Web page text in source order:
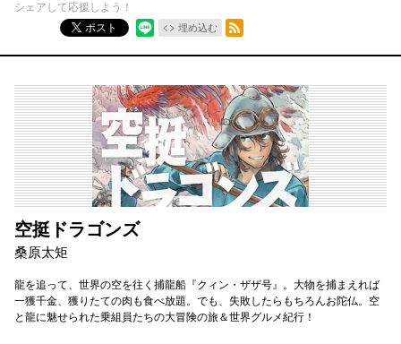
シェアして応援しよう！
ポスト
埋め込む
RSSフィード
空挺ドラゴンズ
桑原太矩
龍を追って、世界の空を往く捕龍船『クィン・ザザ号』。大物を捕まえれば
一獲千金、獲りたての肉も食べ放題。でも、失敗したらもちろんお陀仏。空
と龍に魅せられた乗組員たちの大冒険の旅＆世界グルメ紀行！